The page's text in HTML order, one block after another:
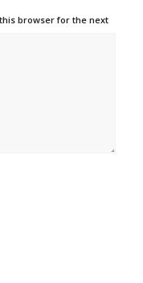
browser for the next